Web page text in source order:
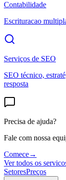
Contabilidade
Escrituracao
Serviços de SEO
SEO técnico,
resposta
Precisa de ajuda?
Fale com nossa
Comece→
Ver todos os
SetoresPreços